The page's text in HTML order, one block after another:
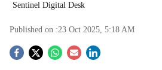
Sentinel Digital Desk
Published on :23 Oct 2025, 5:18 AM
S